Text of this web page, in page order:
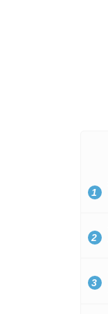
1
2
3